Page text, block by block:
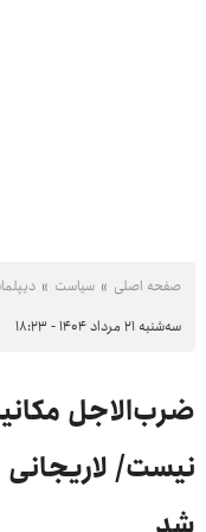
صفحه اصلی سیاست
سه‌شنبه ۲۱ مرداد ۱۴۰۴ - ۱۸:۲۳
ضرب‌الاجل
نیست/